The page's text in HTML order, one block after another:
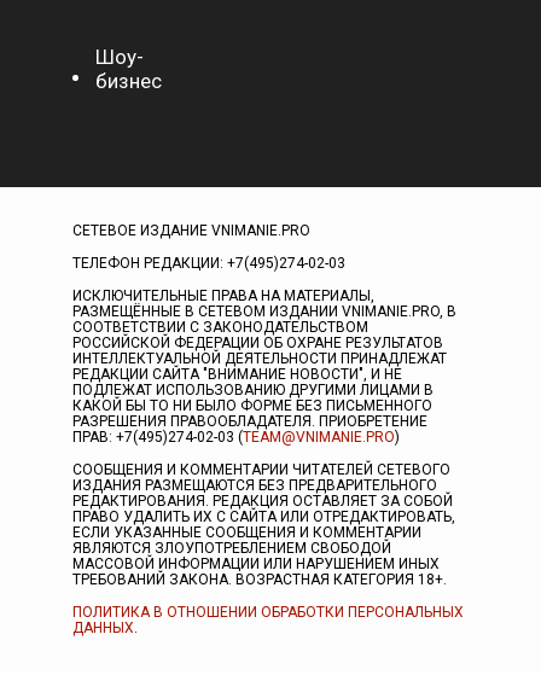
Шоу-
бизнес
СЕТЕВОЕ ИЗДАНИЕ VNIMANIE.PRO
ТЕЛЕФОН РЕДАКЦИИ: +7(495)274-02-03
ИСКЛЮЧИТЕЛЬНЫЕ ПРАВА НА МАТЕРИАЛЫ,
РАЗМЕЩЁННЫЕ В СЕТЕВОМ ИЗДАНИИ VNIMANIE.PRO, В
СООТВЕТСТВИИ С ЗАКОНОДАТЕЛЬСТВОМ
РОССИЙСКОЙ ФЕДЕРАЦИИ ОБ ОХРАНЕ РЕЗУЛЬТАТОВ
ИНТЕЛЛЕКТУАЛЬНОЙ ДЕЯТЕЛЬНОСТИ ПРИНАДЛЕЖАТ
РЕДАКЦИИ САЙТА "ВНИМАНИЕ НОВОСТИ", И НЕ
ПОДЛЕЖАТ ИСПОЛЬЗОВАНИЮ ДРУГИМИ ЛИЦАМИ В
КАКОЙ БЫ ТО НИ БЫЛО ФОРМЕ БЕЗ ПИСЬМЕННОГО
РАЗРЕШЕНИЯ ПРАВООБЛАДАТЕЛЯ. ПРИОБРЕТЕНИЕ
ПРАВ: +7(495)274-02-03 (TEAM@VNIMANIE.PRO)
СООБЩЕНИЯ И КОММЕНТАРИИ ЧИТАТЕЛЕЙ СЕТЕВОГО
ИЗДАНИЯ РАЗМЕЩАЮТСЯ БЕЗ ПРЕДВАРИТЕЛЬНОГО
РЕДАКТИРОВАНИЯ. РЕДАКЦИЯ ОСТАВЛЯЕТ ЗА СОБОЙ
ПРАВО УДАЛИТЬ ИХ С САЙТА ИЛИ ОТРЕДАКТИРОВАТЬ,
ЕСЛИ УКАЗАННЫЕ СООБЩЕНИЯ И КОММЕНТАРИИ
ЯВЛЯЮТСЯ ЗЛОУПОТРЕБЛЕНИЕМ СВОБОДОЙ
МАССОВОЙ ИНФОРМАЦИИ ИЛИ НАРУШЕНИЕМ ИНЫХ
ТРЕБОВАНИЙ ЗАКОНА. ВОЗРАСТНАЯ КАТЕГОРИЯ 18+.
ПОЛИТИКА В ОТНОШЕНИИ ОБРАБОТКИ ПЕРСОНАЛЬНЫХ
ДАННЫХ